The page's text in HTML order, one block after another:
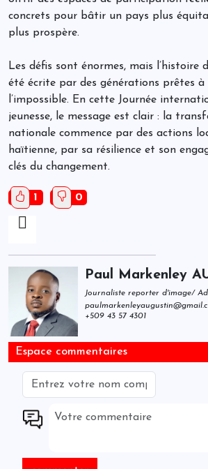
concrets pour bâtir un pays plus
plus prospère.
Les défis sont énormes, mais l’histoire
été écrite par des générations prêtes à
l’impossible. En cette Journée
jeunesse, le message est clair : la
nationale commence par des actions
haïtienne, par sa résilience et son
clés du changement.
1 0
Paul Markenley
Journaliste reporter d'image/
+509 43 57 4301
Espace commentaires